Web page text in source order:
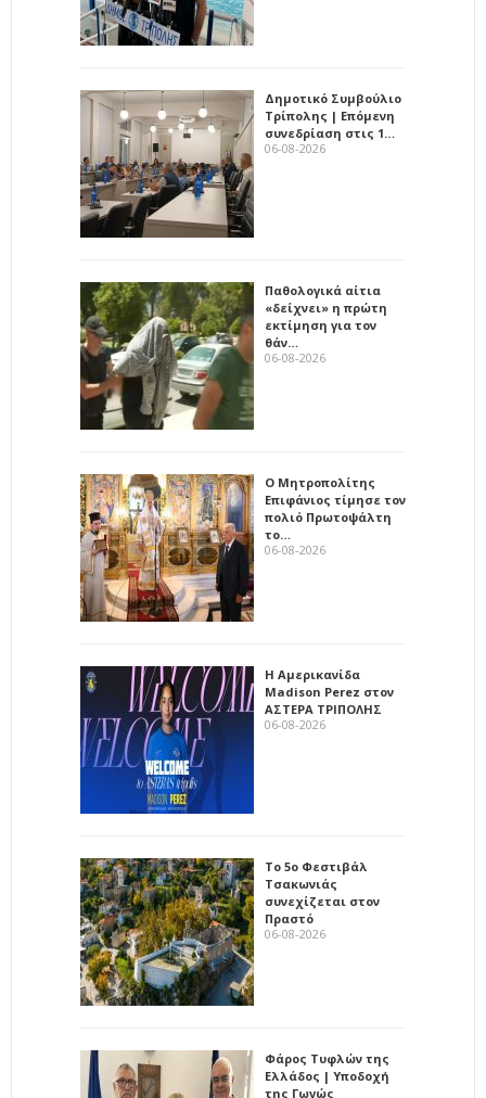
Δημοτικό Συμβούλιο
Τρίπολης | Επόμενη
συνεδρίαση στις 1…
06-08-2026
Παθολογικά αίτια
«δείχνει» η πρώτη
εκτίμηση για τον
θάν…
06-08-2026
Ο Μητροπολίτης
Επιφάνιος τίμησε τον
πολιό Πρωτοψάλτη
το…
06-08-2026
Η Αμερικανίδα
Madison Perez στον
ΑΣΤΕΡΑ ΤΡΙΠΟΛΗΣ
06-08-2026
Το 5ο Φεστιβάλ
Τσακωνιάς
συνεχίζεται στον
Πραστό
06-08-2026
Φάρος Τυφλών της
Ελλάδος | Υποδοχή
της Γωγώς